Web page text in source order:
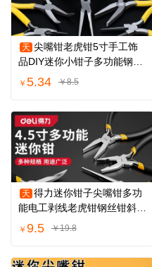
天 尖嘴钳老虎钳5寸手工饰
品DIY迷你小钳子多功能钢丝
钳弯嘴珠宝钳子
￥ 5.34 ￥8.5
天 得力迷你钳子尖嘴钳多功
能电工剥线老虎钳钢丝钳斜口
钳DIY珠宝钳
￥ 9.5 ￥19.8